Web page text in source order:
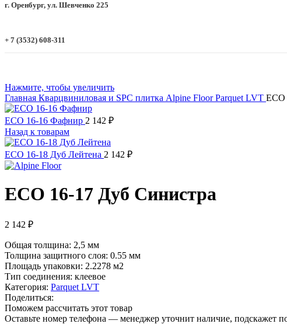
г. Оренбург, ул. Шевченко 225
+ 7 (3532) 608-311
Нажмите, чтобы увеличить
Главная Кварцвиниловая и SPC плитка Alpine FloorParquet LVT ECO
ECO 16-16 Фафнир 2 142 ₽
Назад к товарам
ECO 16-18 Дуб Лейтена 2 142 ₽
ECO 16-17 Дуб Синистра
2 142 ₽
Общая толщина: 2,5 мм
Толщина защитного слоя: 0.55 мм
Площадь упаковки: 2.2278 м2
Тип соединения: клеевое
Категория: Parquet LVT
Поделиться:
Поможем рассчитать этот товар
Оставьте номер телефона — менеджер уточнит наличие, подскажет